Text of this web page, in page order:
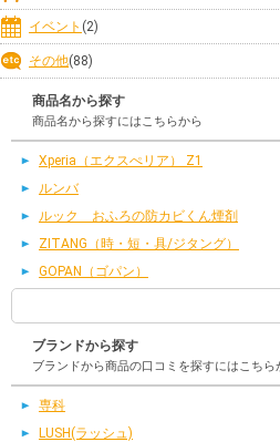
イベント (2)
その他(88)
商品名から探す
商品名から探すにはこちらから
Xperia（エクスぺリア） Z1
ルンバ
ルック おふろの防カビくん煙剤
ZITANG（時・短・具/ジタング）
GOPAN（ゴパン）
ブランドから探す
ブランドから商品の口コミを探すにはこちら
専科
LUSH(ラッシュ)